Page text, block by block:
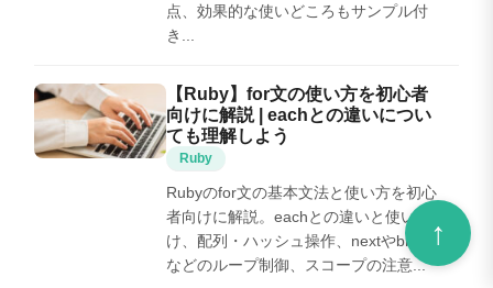
点、効果的な使いどころもサンプル付
き...
【Ruby】for文の使い方を初心者
向けに解説 | eachとの違いについ
ても理解しよう
Ruby
Rubyのfor文の基本文法と使い方を初心
者向けに解説。eachとの違いと使い分
け、配列・ハッシュ操作、nextやbreak
などのループ制御、スコープの注意...